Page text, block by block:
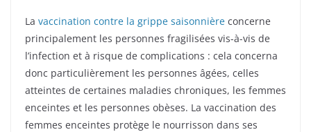
La vaccination contre la grippe saisonnière concerne
principalement les personnes fragilisées vis-à-vis de
l’infection et à risque de complications : cela concerna
donc particulièrement les personnes âgées, celles
atteintes de certaines maladies chroniques, les femmes
enceintes et les personnes obèses. La vaccination des
femmes enceintes protège le nourrisson dans ses